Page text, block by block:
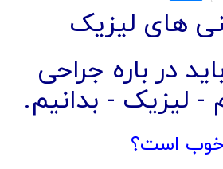
های لیزیک
در باره جراحی
لیزیک - بدانیم.
خوب است؟